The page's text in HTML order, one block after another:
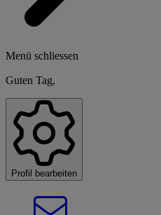
Menü schliessen
Guten Tag,
Profil bearbeiten